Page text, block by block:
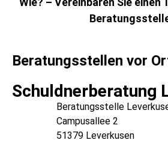
Beratungsstellen vor
Schuldnerberatung
Beratungsstelle
Campusallee 2
51379 Leverkusen